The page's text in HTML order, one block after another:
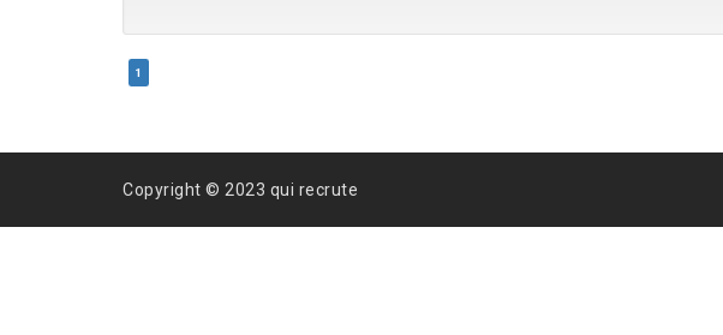
1
Copyright © 2023 qui recrute